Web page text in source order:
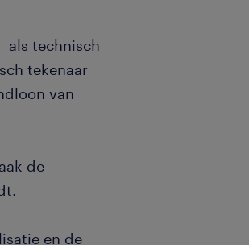
als technisch
tekenaar
van
de
en de